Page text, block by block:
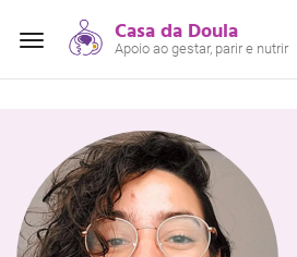
Alterar
Casa da Doula
Apoio ao gestar, parir e nutrir